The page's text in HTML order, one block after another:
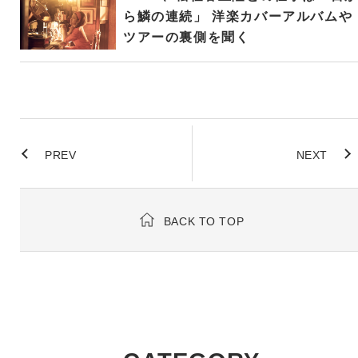
ら鱗の連続」 洋楽カバーアルバムや
ツアーの裏側を聞く
PREV NEXT
BACK TO TOP